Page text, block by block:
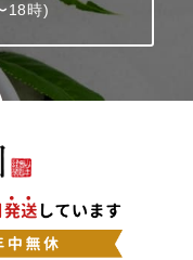
18時)